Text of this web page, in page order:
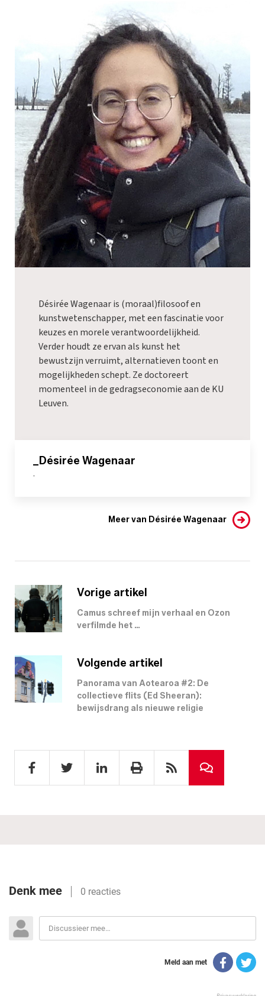
Désirée Wagenaar is (moraal)filosoof en
kunstwetenschapper, met een fascinatie voor
keuzes en morele verantwoordelijkheid.
Verder houdt ze ervan als kunst het
bewustzijn verruimt, alternatieven toont en
mogelijkheden schept. Ze doctoreert
momenteel in de gedragseconomie aan de KU
Leuven.
_Désirée Wagenaar
-
Meer van Désirée Wagenaar
Vorige artikel
Camus schreef mijn verhaal en Ozon
verfilmde het …
Volgende artikel
Panorama van Aotearoa #2: De
collectieve flits (Ed Sheeran):
bewijsdrang als nieuwe religie